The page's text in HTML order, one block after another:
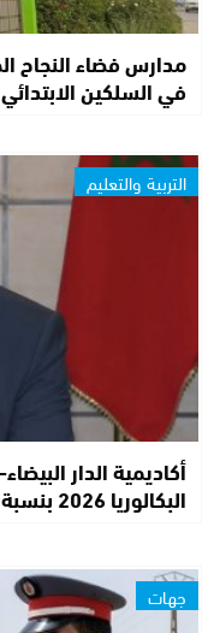
مدارس فضاء النجاح
في السلكين
التربية والتعليم
أكاديمية الدار
البكالوريا 2026 بنسبة نجاح بلغت…
جهات